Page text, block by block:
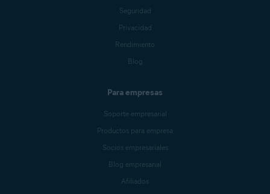
Seguridad
Privacidad
Rendimiento
Blog
Para empresas
Soporte empresarial
Productos para empresa
Socios empresariales
Blog empresarial
Afiliados